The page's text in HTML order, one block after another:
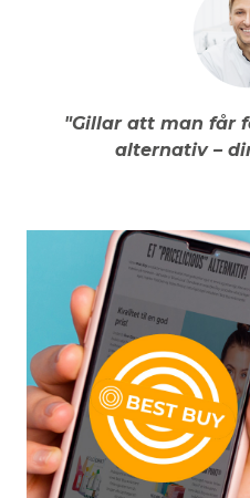
"Gillar att man får
alternativ –